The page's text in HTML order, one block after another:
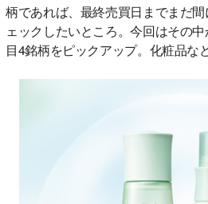
柄であれば、最終売買日までまだ
ェックしたいところ。今回はその
目4銘柄をピックアップ。化粧品な